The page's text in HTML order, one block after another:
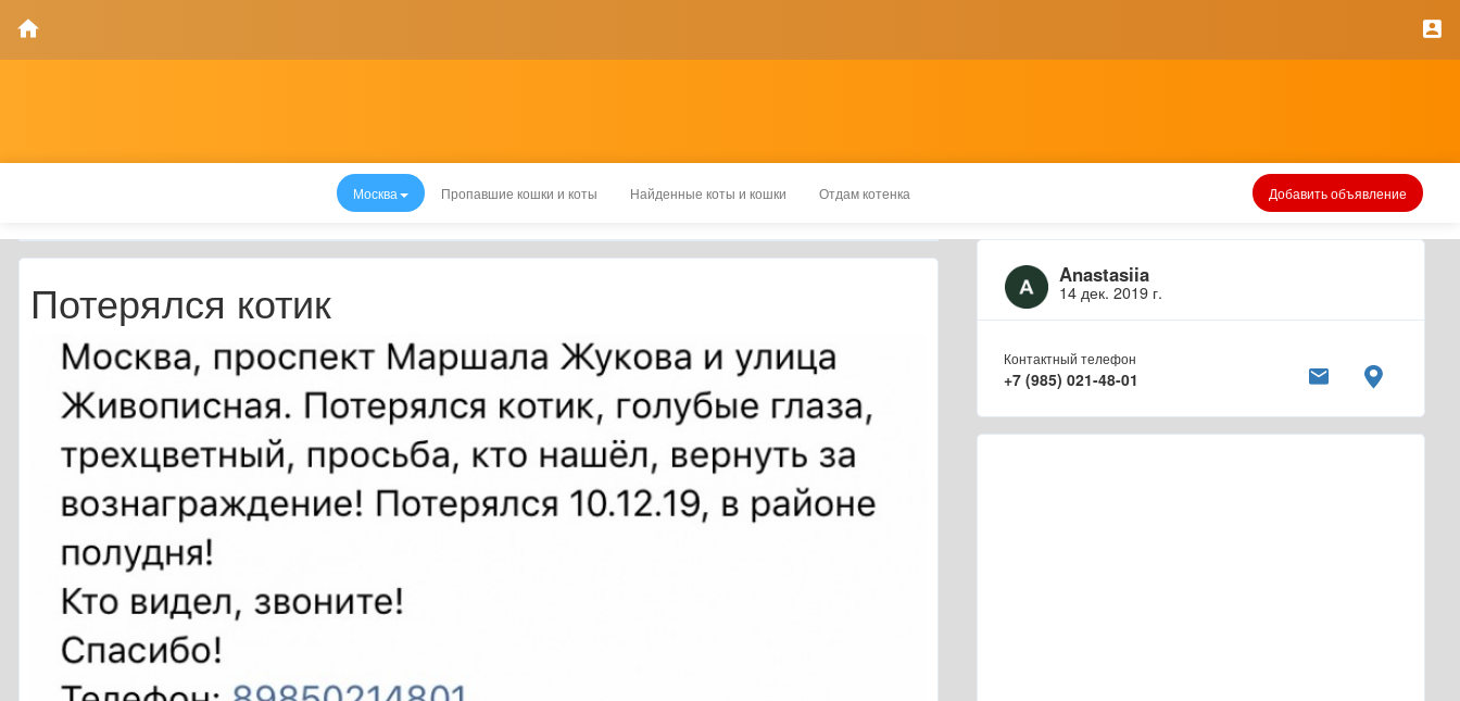
Москва Пропавшие кошки и коты Найденные коты и кошки Отдам котенка Добавить объявление
Anastasiia
14 дек. 2019 г.
Контактный телефон
+7 (985) 021-48-01
Потерялся котик